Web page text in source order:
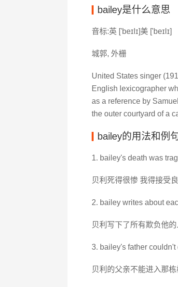
bailey是什么意思
音标:英 ['beɪlɪ]美 ['beɪlɪ]
城郭, 外栅
United States singer
English lexicographer
as a reference by
the outer courtyard of a
bailey的用法和例句
1. bailey's death was
贝利死得很惨 我得接受
2. bailey writes about
贝利写下了所有欺负他
3. bailey's father
贝利的父亲不能进入那栋